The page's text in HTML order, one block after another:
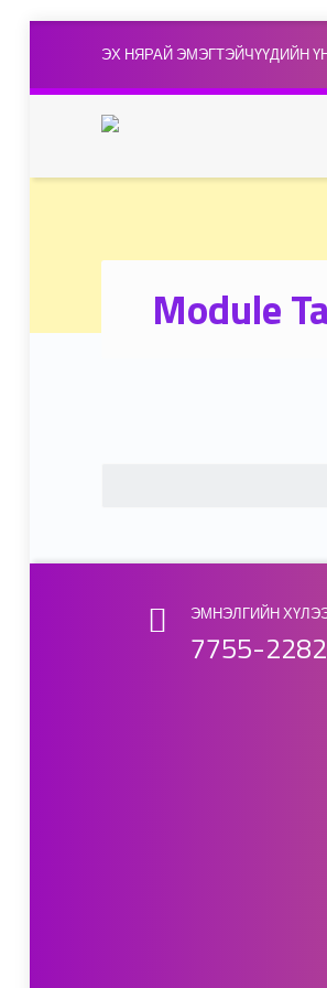
ЭХ НЯРАЙ ЭМЭГТЭЙЧҮҮДИЙН
Module
ЭМНЭЛГИЙН
7755-2282